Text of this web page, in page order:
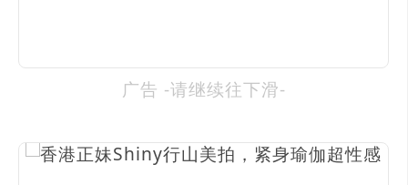
广告 -请继续往下滑-